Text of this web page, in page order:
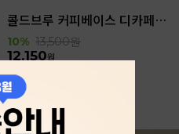
콜드브루 커피베이스 디카페인 리저브 440ml
10% 13,500원
12,150원